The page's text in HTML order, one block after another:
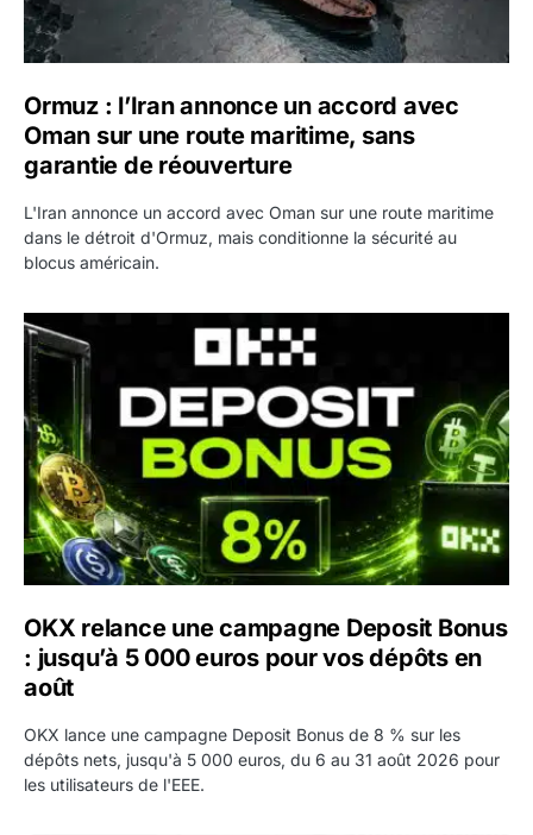
Ormuz : l’Iran annonce un accord avec
Oman sur une route maritime, sans
garantie de réouverture
L'Iran annonce un accord avec Oman sur une route maritime
dans le détroit d'Ormuz, mais conditionne la sécurité au
blocus américain.
OKX relance une campagne Deposit Bonus : jusqu’à 5
OKX relance une campagne Deposit Bonus
: jusqu’à 5 000 euros pour vos dépôts en
août
OKX lance une campagne Deposit Bonus de 8 % sur les
dépôts nets, jusqu'à 5 000 euros, du 6 au 31 août 2026 pour
les utilisateurs de l'EEE.